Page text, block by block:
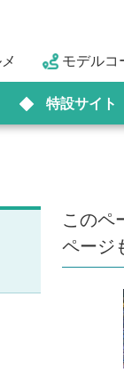
モデルコ
特設サイト
このペ
ページ